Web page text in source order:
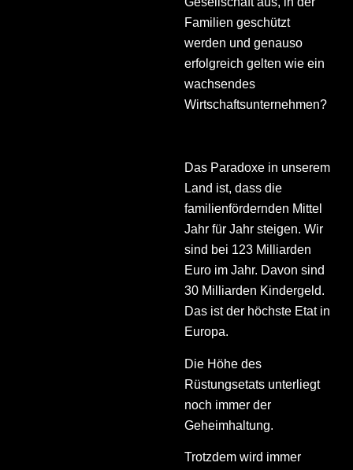
Familien geschützt
werden und genauso
erfolgreich gelten wie ein
wachsendes
Wirtschaftsunternehmen?
Das Paradoxe in unserem
Land ist, dass die
familienfördernden Mittel
Jahr für Jahr steigen. Wir
sind bei 123 Milliarden
Euro im Jahr. Davon sind
30 Milliarden Kindergeld.
Das ist der höchste Etat in
Europa.
Die Höhe des
Rüstungsetats unterliegt
noch immer der
Geheimhaltung.
Trotzdem wird immer